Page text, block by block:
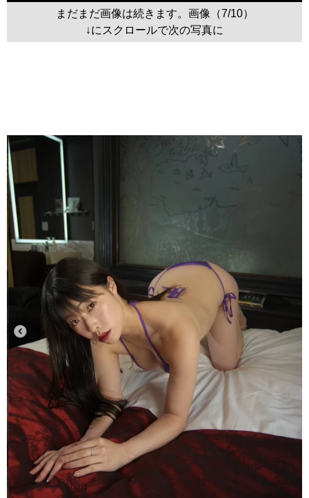
まだまだ画像は続きます。画像（7/10）
↓にスクロールで次の写真に